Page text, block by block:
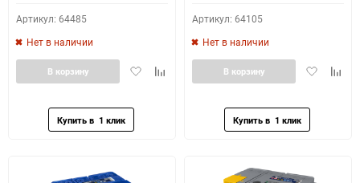
Артикул: 64485
Нет в наличии
ДобавитьДобавить
В корзину
Артикул: 64105
Нет в наличии
Добавить
В корзину